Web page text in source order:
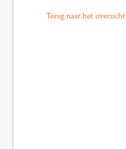
Terug naar het overzicht